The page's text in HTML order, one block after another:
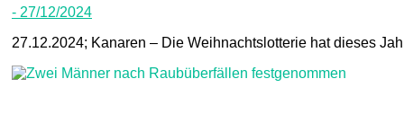
- 27/12/2024
27.12.2024; Kanaren – Die Weihnachtslotterie hat dieses